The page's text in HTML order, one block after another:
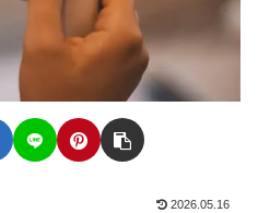
2026.05.16